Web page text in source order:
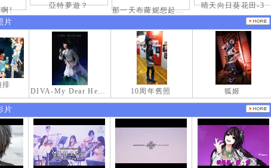
啊!
亞特夢遊？
那一天布蘿妮想起老佛的奶油手
晴天向日葵花田-3
片
排
DIVA-My Dear Heroine- 10周年舊照 狐姬
片